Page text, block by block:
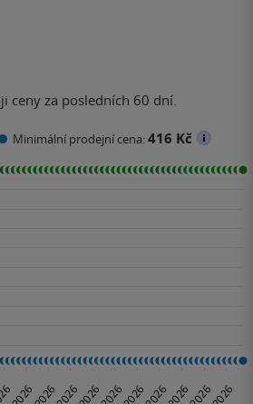
ceny za posledních 60 dní.
Minimální prodejní cena:416 Kč